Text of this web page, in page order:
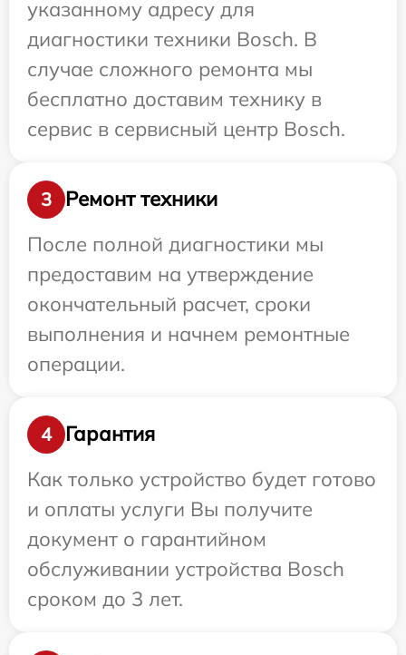
указанному адресу для
диагностики техники Bosch. В
случае сложного ремонта мы
бесплатно доставим технику в
сервис в сервисный центр Bosch.
3
Ремонт техники
После полной диагностики мы
предоставим на утверждение
окончательный расчет, сроки
выполнения и начнем ремонтные
операции.
4
Гарантия
Как только устройство будет готово
и оплаты услуги Вы получите
документ о гарантийном
обслуживании устройства Bosch
сроком до 3 лет.